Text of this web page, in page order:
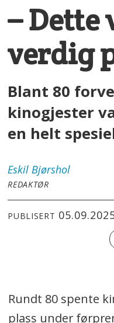
– Dette
verdig
Blant 80
kinogjester
en helt
Eskil Bjørshol
REDAKTØR
PUBLISERT
Rundt 80 spente
plass under